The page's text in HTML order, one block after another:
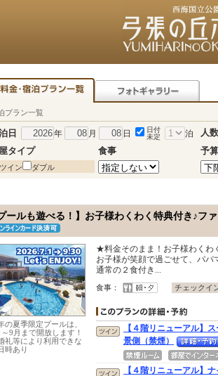
プラン一覧
日 年 月 日
日付
未定
泊 人
タイプ
ツイン ダブル
食事 予算
ールも遊べる！】お子様わくわく特典付き♪フ
の夏季限定プールは、
9月まで開放します！
礼等により利用できな
時あり
★料金そのまま！お子様わくわ
お子様が笑顔で過ごせて、パパ
通常の２食付き...
食事： チェックイ
【４階リニューアル】
景側（禁煙）
【４階リニューアル】